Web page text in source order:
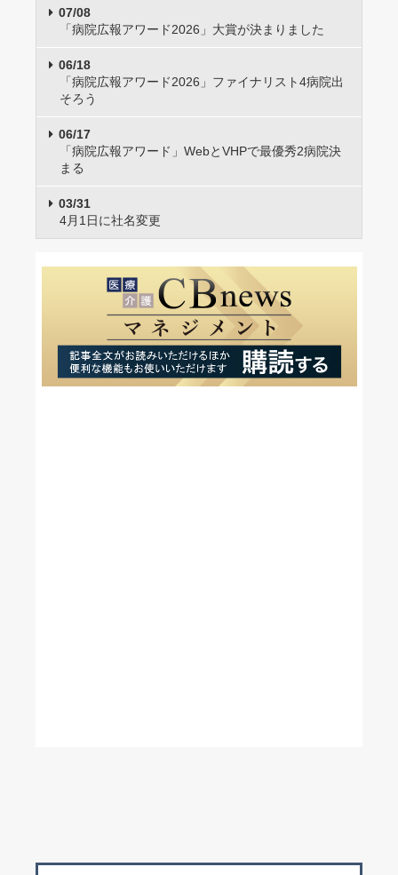
07/08
「病院広報アワード2026」大賞が決まりました
06/18
「病院広報アワード2026」ファイナリスト4病院出
そろう
06/17
「病院広報アワード」WebとVHPで最優秀2病院決
まる
03/31
4月1日に社名変更